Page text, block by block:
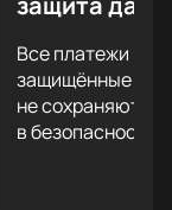
Все платежи
защищённые
не сохраняются
в безопасности.